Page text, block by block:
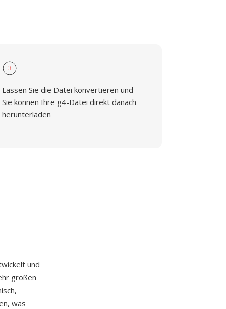
3
Lassen Sie die Datei konvertieren und
Sie können Ihre g4-Datei direkt danach
herunterladen
und
großen
was